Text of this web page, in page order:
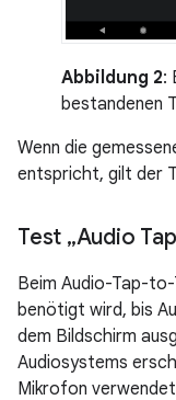
Abbildung 2:
bestandenen
Wenn die
entspricht, gilt der
Test „Audio
Beim Audio-Tap-
benötigt wird, bis
dem Bildschirm
Audiosystems
Mikrofon